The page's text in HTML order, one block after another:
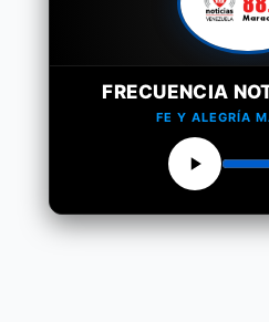
FRECUENCIA
FE Y ALEGRÍA